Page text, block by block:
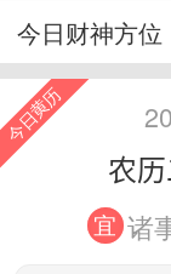
今日财神方位
今日黄历
农
宜 诸